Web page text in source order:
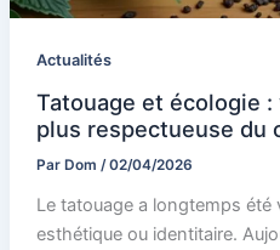
Actualités
Tatouage et écologie
plus respectueuse du
Par Dom /02/04/2026
Le tatouage a longtemps été
esthétique ou identitaire.